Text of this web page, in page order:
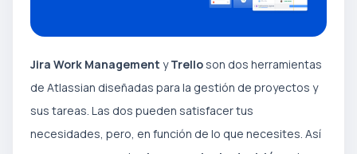
Jira Work Management yTrello son dos herramientas
de Atlassian diseñadas para la gestión de proyectos y
sus tareas. Las dos pueden satisfacer tus
necesidades, pero, en función de lo que necesites. Así